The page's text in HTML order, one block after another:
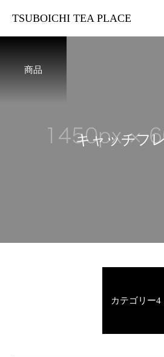
TSUBOICHI TEA PLACE
商品
キャッチフ
カテゴリー4